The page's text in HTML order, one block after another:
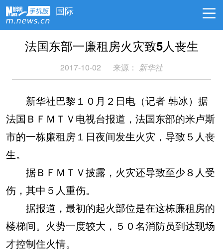
国际
法国东部一廉租房火灾致5人丧生
2017-10-02 来源： 新华社
新华社巴黎１０月２日电（记者 韩冰）据
法国ＢＦＭＴＶ电视台报道，法国东部的米卢斯
市的一栋廉租房１日夜间发生火灾，导致５人丧
生。
据ＢＦＭＴＶ披露，火灾还导致至少８人受
伤，其中５人重伤。
据报道，最初的起火部位是在这栋廉租房的
楼梯间。火势一度较大，５０名消防员到达现场
才控制住火情。